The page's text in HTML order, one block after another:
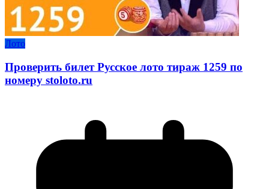
Лото
Проверить билет Русское лото тираж 1259 по
номеру stoloto.ru